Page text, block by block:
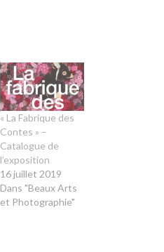
« La Fabrique des
Contes » –
Catalogue de
l’exposition
16 juillet 2019
Dans "Beaux Arts
et Photographie"